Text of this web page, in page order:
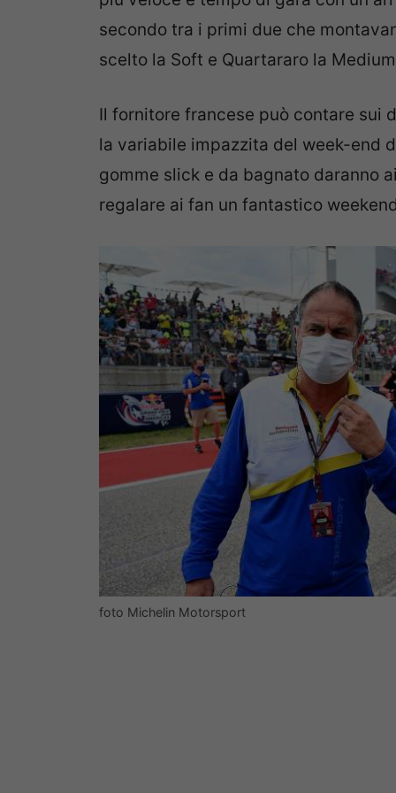
secondo tra i primi due che
scelto la Soft e Quartararo la
Il fornitore francese può contare sui
la variabile impazzita del week-end
gomme slick e da bagnato daranno
regalare ai fan un fantastico
foto Michelin Motorsport